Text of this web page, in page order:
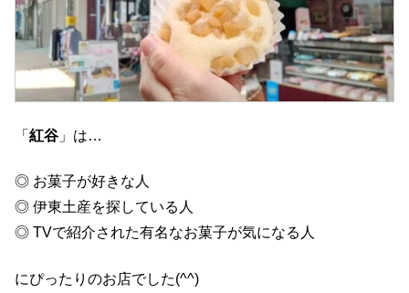
「 紅谷 」は…
◎ お菓子が好きな人
◎ 伊東土産を探している人
◎ TVで紹介された有名なお菓子が気になる人
にぴったりのお店でした(^^)